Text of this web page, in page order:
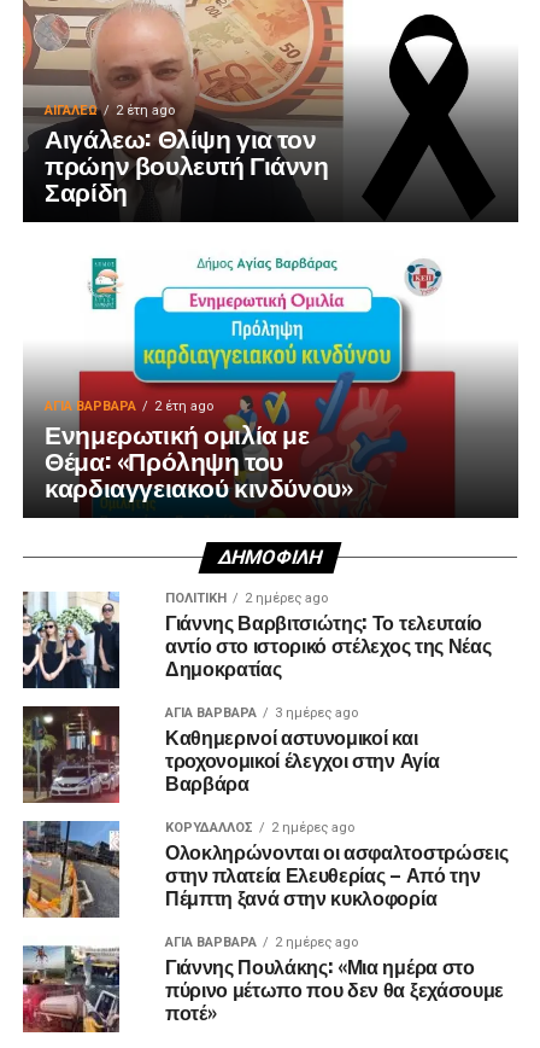
ΑΙΓΑΛΕΩ 2 έτη ago
Αιγάλεω: Θλίψη για τον
πρώην βουλευτή Γιάννη
Σαρίδη
ΑΓΙΑ ΒΑΡΒΑΡΑ 2 έτη ago
Ενημερωτική ομιλία με
Θέμα: «Πρόληψη του
καρδιαγγειακού κινδύνου»
ΔΗΜΟΦΙΛΉ
ΠΟΛΙΤΙΚΉ 2 ημέρες ago
Γιάννης Βαρβιτσιώτης: Το τελευταίο
αντίο στο ιστορικό στέλεχος της Νέας
Δημοκρατίας
ΑΓΙΑ ΒΑΡΒΑΡΑ 3 ημέρες ago
Καθημερινοί αστυνομικοί και
τροχονομικοί έλεγχοι στην Αγία
Βαρβάρα
ΚΟΡΥΔΑΛΛΟΣ 2 ημέρες ago
Ολοκληρώνονται οι ασφαλτοστρώσεις
στην πλατεία Ελευθερίας – Από την
Πέμπτη ξανά στην κυκλοφορία
ΑΓΙΑ ΒΑΡΒΑΡΑ 2 ημέρες ago
Γιάννης Πουλάκης: «Μια ημέρα στο
πύρινο μέτωπο που δεν θα ξεχάσουμε
ποτέ»